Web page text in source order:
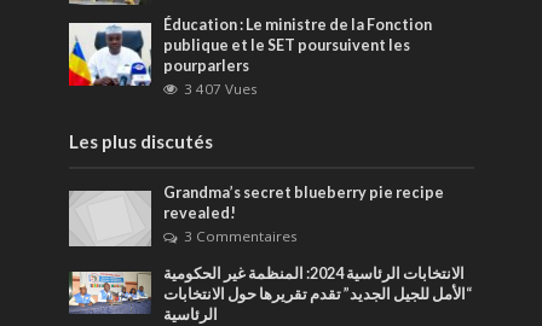
Éducation : Le ministre de la Fonction
publique et le SET poursuivent les
pourparlers
3 407 Vues
Les plus discutés
Grandma’s secret blueberry pie recipe
revealed!
3 Commentaires
الانتخابات الرئاسية 2024: المنظمة غير الحكومية
“الأمل للجيل الجديد” تقدم تقريرها حول الانتخابات
الرئاسية